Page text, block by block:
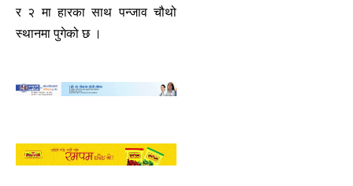
र २ मा हारका साथ पन्जाव चौथो
स्थानमा पुगेको छ ।